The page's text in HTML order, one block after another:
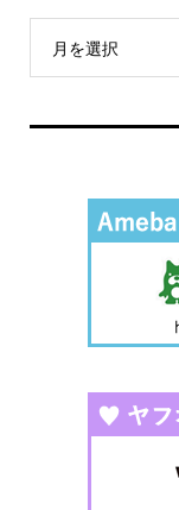
月を選択